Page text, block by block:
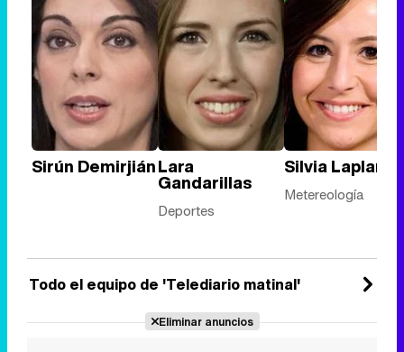
Sirún DemirjiánLara
Gandarillas
Deportes
Silvia Laplana
Metereología
Todo el equipo de 'Telediario matinal'
Eliminar anuncios